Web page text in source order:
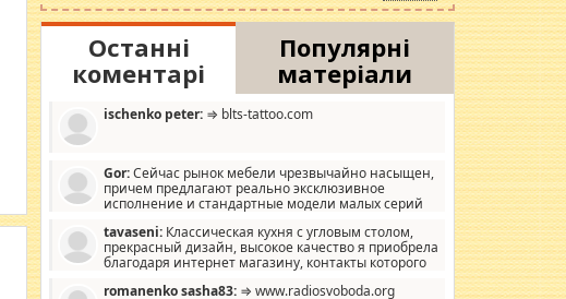
Останні
коментарі
Популярні
матеріали
ischenko peter: ⇒ blts-tattoo.com
Gor:Сейчас рынок мебели чрезвычайно насыщен,
причем предлагают реально эксклюзивное
исполнение и стандартные модели малых серий
дизайну, мало походит на стандартные формы, в MebelOk,
креативненько и что главное - со вкусом все в порядке,
без ненужных наворотов удорожающих мебель, а это не
tavaseni: Классическая кухня с угловым столом,
прекрасный дизайн, высокое качество я приобрела
благодаря интернет магазину, контакты которого
romanenko sasha83: ⇒ www.radiosvoboda.org